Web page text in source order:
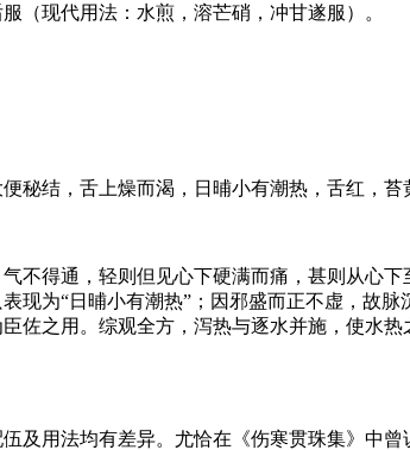
（现代用法：水煎，溶芒硝，冲甘遂服）。
结，舌上燥而渴，日晡小有潮热，舌红，苔
得通，轻则但见心下硬满而痛，甚则从心下
为“日晡小有潮热”；因邪盛而正不虚，故
佐之用。综观全方，泻热与逐水并施，使水
及用法均有差异。尤恰在《伤寒贯珠集》中